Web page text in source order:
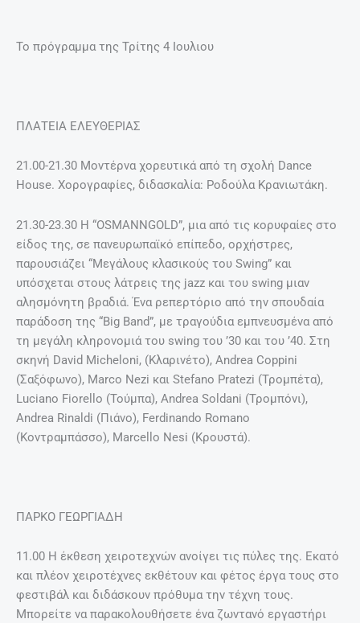
Το πρόγραμμα της Τρίτης 4 Ιουλιου
ΠΛΑΤΕΙΑ ΕΛΕΥΘΕΡΙΑΣ
21.00-21.30 Μοντέρνα χορευτικά από τη σχολή Dance
House. Xορογραφίες, διδασκαλία: Ροδούλα Κρανιωτάκη.
21.30-23.30 Η “OSMANNGOLD”, μια από τις κορυφαίες στο
είδος της, σε πανευρωπαϊκό επίπεδο, ορχήστρες,
παρουσιάζει “Μεγάλους κλασικούς του Swing” και
υπόσχεται στους λάτρεις της jazz και του swing μιαν
αλησμόνητη βραδιά. Ένα ρεπερτόριο από την σπουδαία
παράδοση της “Big Band”, με τραγούδια εμπνευσμένα από
τη μεγάλη κληρονομιά του swing του ’30 και του ’40. Στη
σκηνή David Micheloni, (Κλαρινέτο), Andrea Coppini
(Σαξόφωνο), Μarco Nezi και Stefano Pratezi (Τρoμπέτα),
Luciano Fiorello (Τούμπα), Andrea Soldani (Τρομπόνι),
Andrea Rinaldi (Πιάνο), Ferdinando Romano
(Κοντραμπάσσο), Marcello Nesi (Κρουστά).
ΠΑΡΚΟ ΓΕΩΡΓΙΑΔΗ
11.00 Η έκθεση χειροτεχνών ανοίγει τις πύλες της. Eκατό
και πλέον χειροτέχνες εκθέτουν και φέτος έργα τους στο
φεστιβάλ και διδάσκουν πρόθυμα την τέχνη τους.
Μπορείτε να παρακολουθήσετε ένα ζωντανό εργαστήρι